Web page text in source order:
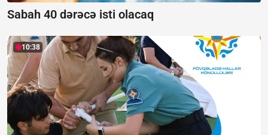
Sabah 40 dərəcə isti olacaq
10:38